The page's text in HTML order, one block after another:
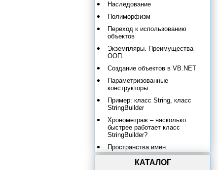
Наследование
Полиморфизм
Переход к использованию
объектов
Экземпляры. Преимущества
ООП.
Создание объектов в VB.NET
Параметризованные
конструкторы
Пример: класс String, класс
StringBuilder
Хронометраж – насколько
быстрее работает класс
StringBuilder?
Пространства имен.
Импортирование. Класс
DirectoryInfo.КАТАЛОГ